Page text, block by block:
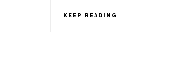
KEEP READING